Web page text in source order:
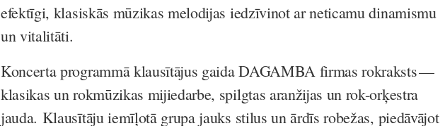
efektīgi, klasiskās mūzikas melodijas iedzīvinot ar neticamu dinamismu
un vitalitāti.
Koncerta programmā klausītājus gaida DAGAMBA firmas rokraksts —
klasikas un rokmūzikas mijiedarbe, spilgtas aranžijas un rok-orķestra
jauda. Klausītāju iemīļotā grupa jauks stilus un ārdīs robežas, piedāvājot